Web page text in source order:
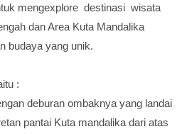
mengexplore destinasi wisata
dan Area Kuta Mandalika
budaya yang unik.
:
deburan ombaknya yang landai
pantai Kuta mandalika dari atas